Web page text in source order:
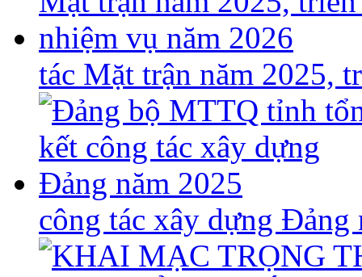
tác Mặt trận năm 2025,
công tác xây dựng Đảng